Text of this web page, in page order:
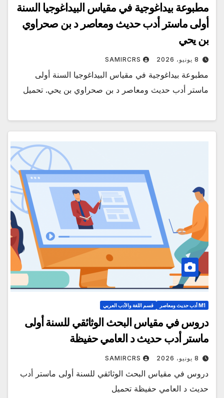
مطبوعة بيداغوجية في مقياس البيداغوجيا السنة
أولى ماستر أدب حديث ومعاصر د بن صحراوي
بن يحي
8 يونيو، 2026 SAMIRCRS
مطبوعة بيداغوجية في مقياس البيداغوجيا السنة أولى
ماستر أدب حديث ومعاصر د بن صحراوي بن يحي. تحميل
M1 أدب حديث ومعاصر قسم اللغة والأدب العربي
دروس في مقياس البحث الوثائقي للسنة أولى
ماستر أدب حديث د العامي حفيظة
8 يونيو، 2026 SAMIRCRS
دروس في مقياس البحث الوثائقي للسنة أولى ماستر أدب
حديث د العامي حفيظة تحميل